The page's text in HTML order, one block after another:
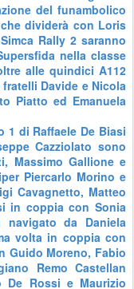
del funambolico
dividerà con Loris
Rally 2 saranno
nella classe
alle quindici A112
Davide e Nicola
Piatto ed Emanuela
1 di Raffaele De Biasi
Cazziolato sono
Massimo Gallione e
Piercarlo Morino e
Cavagnetto, Matteo
in coppia con Sonia
navigato da Daniela
volta in coppia con
Guido Moreno, Fabio
Remo Castellan
De Rossi e Maurizio